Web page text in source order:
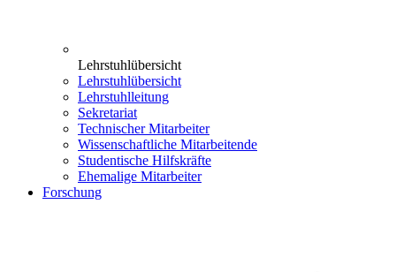
Lehrstuhlübersicht
Lehrstuhlübersicht
Lehrstuhlleitung
Sekretariat
Technischer Mitarbeiter
Wissenschaftliche Mitarbeitende
Studentische Hilfskräfte
Ehemalige Mitarbeiter
Forschung